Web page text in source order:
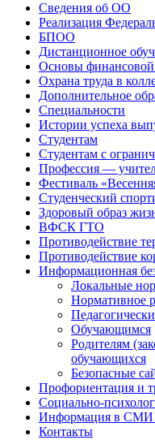
Сведения об ОО
Реализация
БПОО
Дистанционное
Основы финансовой
Охрана труда в
Дополнительное
Специальности
Истории успеха
Студентам
Студентам с
Профессия —
Фестиваль
Студенческий
Здоровый образ
ВФСК ГТО
Противодействие
Противодействие
Информационная
Локальные
Нормативное
Обучающимся
Родителям
обучающихся
Безопасные
Профориентация и
Социально-
Информация в СМИ
Контакты